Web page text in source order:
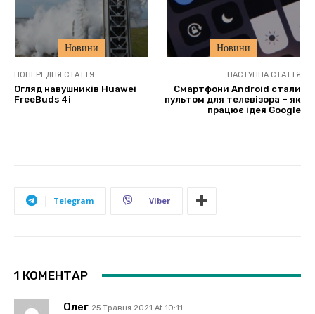
Новини Новини
ПОПЕРЕДНЯ СТАТТЯ
Огляд навушників Huawei
FreeBuds 4i
НАСТУПНА СТАТТЯ
Смартфони Android стали
пультом для телевізора – як
працює ідея Google
Telegram Viber
1 КОМЕНТАР
Олег 25 Травня 2021 At 10:11